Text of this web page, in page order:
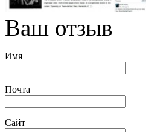
Ваш отзыв
Имя
Почта
Сайт